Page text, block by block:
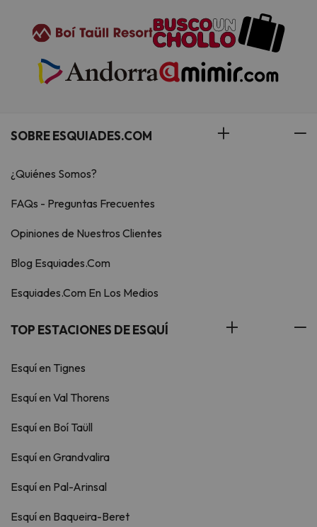
SOBRE ESQUIADES.COM
¿Quiénes Somos?
FAQs - Preguntas Frecuentes
Opiniones de Nuestros Clientes
Blog Esquiades.Com
Esquiades.Com En Los Medios
TOP ESTACIONES DE ESQUÍ
Esquí en Tignes
Esquí en Val Thorens
Esquí en Boí Taüll
Esquí en Grandvalira
Esquí en Pal-Arinsal
Esquí en Baqueira-Beret